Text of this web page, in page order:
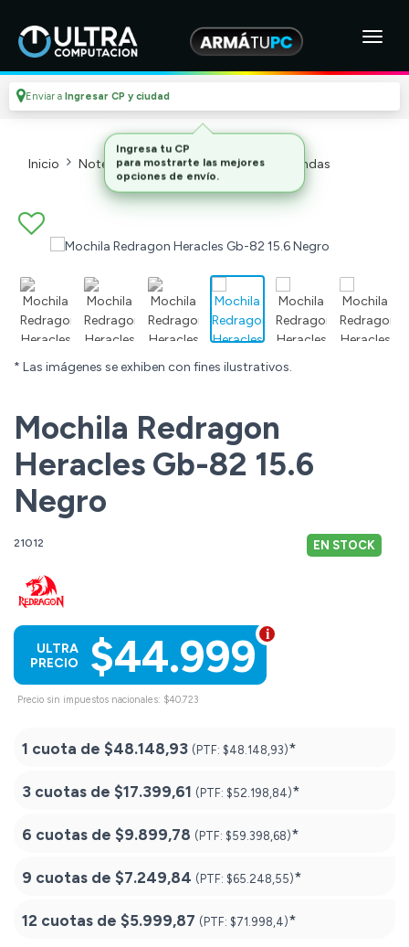
Enviar a Ingresar CP y ciudad
Inicio Notebooks Y Tablets Mochilas Y Fundas
* Las imágenes se exhiben con fines ilustrativos.
Mochila Redragon
Heracles Gb-82 15.6
Negro
21012 EN STOCK
$44.999
ULTRA
PRECIO
Precio sin impuestos nacionales: $40.723
1 cuota de $48.148,93 (PTF: $48.148,93)*
3 cuotas de $17.399,61 (PTF: $52.198,84)*
6 cuotas de $9.899,78 (PTF: $59.398,68)*
9 cuotas de $7.249,84 (PTF: $65.248,55)*
12 cuotas de $5.999,87 (PTF: $71.998,4)*